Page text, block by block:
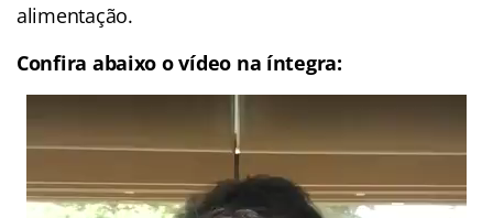
alimentação.
Confira abaixo o vídeo na íntegra:
vídeo